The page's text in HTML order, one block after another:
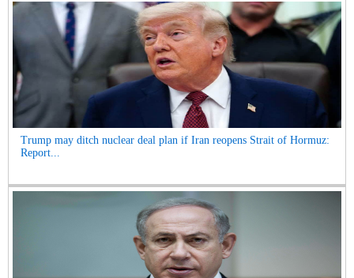
Trump may ditch nuclear deal plan if Iran reopens Strait of Hormuz:
Report...